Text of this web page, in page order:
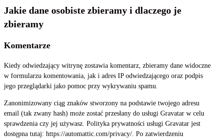
Jakie dane osobiste zbieramy i dlaczego je
zbieramy
Komentarze
Kiedy odwiedzający witrynę zostawia komentarz, zbieramy dane widoczne
w formularzu komentowania, jak i adres IP odwiedzającego oraz podpis
jego przeglądarki jako pomoc przy wykrywaniu spamu.
Zanonimizowany ciąg znaków stworzony na podstawie twojego adresu
email (tak zwany hash) może zostać przesłany do usługi Gravatar w celu
sprawdzenia czy jej używasz. Polityka prywatności usługi Gravatar jest
dostępna tutaj: https://automattic.com/privacy/. Po zatwierdzeniu